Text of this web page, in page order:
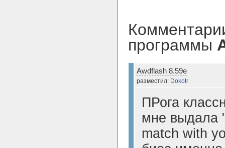
программы
Awdflash 8.59e
разместил: Dokotr
ПРога
мне выдала
match with